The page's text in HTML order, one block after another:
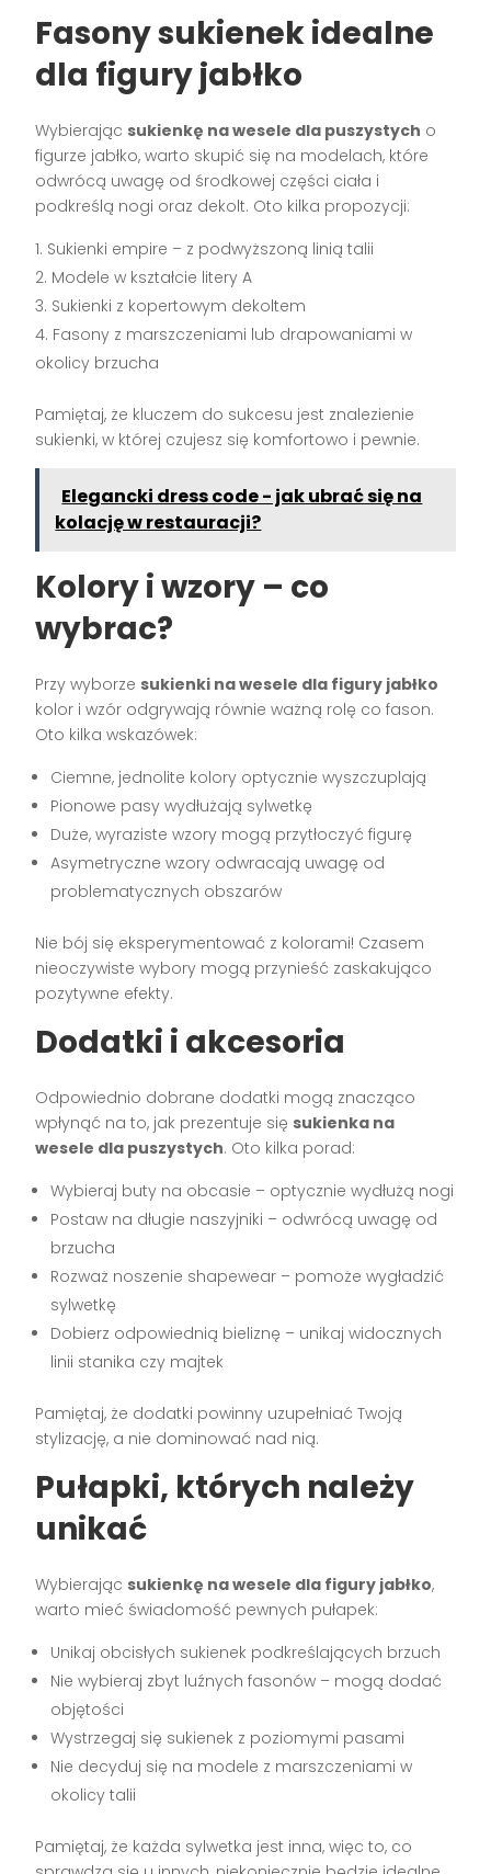
Fasony sukienek idealne
dla figury jabłko
Wybierając sukienkę na wesele dla puszystych o
figurze jabłko, warto skupić się na modelach, które
odwrócą uwagę od środkowej części ciała i
podkreślą nogi oraz dekolt. Oto kilka propozycji:
Sukienki empire – z podwyższoną linią talii
Modele w kształcie litery A
Sukienki z kopertowym dekoltem
Fasony z marszczeniami lub drapowaniami w
okolicy brzucha
Pamiętaj, że kluczem do sukcesu jest znalezienie
sukienki, w której czujesz się komfortowo i pewnie.
Elegancki dress code - jak ubrać się na
kolację w restauracji?
Kolory i wzory – co
wybrac?
Przy wyborze sukienki na wesele dla figury jabłko
kolor i wzór odgrywają równie ważną rolę co fason.
Oto kilka wskazówek:
Ciemne, jednolite kolory optycznie wyszczuplają
Pionowe pasy wydłużają sylwetkę
Duże, wyraziste wzory mogą przytłoczyć figurę
Asymetryczne wzory odwracają uwagę od
problematycznych obszarów
Nie bój się eksperymentować z kolorami! Czasem
nieoczywiste wybory mogą przynieść zaskakująco
pozytywne efekty.
Dodatki i akcesoria
Odpowiednio dobrane dodatki mogą znacząco
wpłynąć na to, jak prezentuje się sukienka na
wesele dla puszystych. Oto kilka porad:
Wybieraj buty na obcasie – optycznie wydłużą nogi
Postaw na długie naszyjniki – odwrócą uwagę od
brzucha
Rozważ noszenie shapewear – pomoże wygładzić
sylwetkę
Dobierz odpowiednią bieliznę – unikaj widocznych
linii stanika czy majtek
Pamiętaj, że dodatki powinny uzupełniać Twoją
stylizację, a nie dominować nad nią.
Pułapki, których należy
unikać
Wybierając sukienkę na wesele dla figury jabłko,
warto mieć świadomość pewnych pułapek:
Unikaj obcisłych sukienek podkreślających brzuch
Nie wybieraj zbyt luźnych fasonów – mogą dodać
objętości
Wystrzegaj się sukienek z poziomymi pasami
Nie decyduj się na modele z marszczeniami w
okolicy talii
Pamiętaj, że każda sylwetka jest inna, więc to, co